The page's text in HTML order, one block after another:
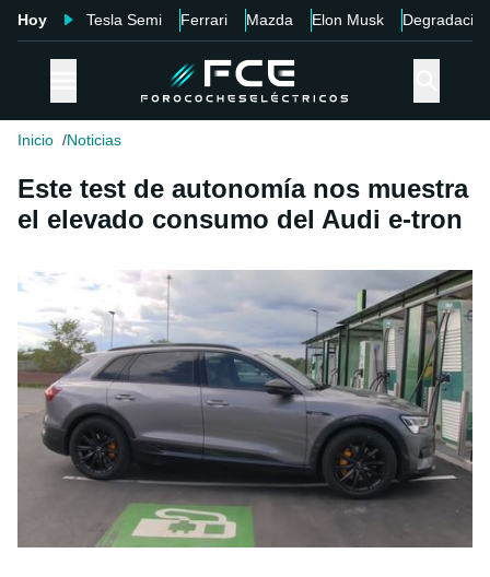
Hoy Tesla Semi Ferrari Mazda Elon Musk Degradación
Inicio Noticias
Este test de autonomía nos muestra
el elevado consumo del Audi e-tron